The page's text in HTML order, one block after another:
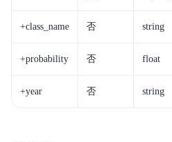
+class_name 否 string
+probability 否 float
+year 否 string